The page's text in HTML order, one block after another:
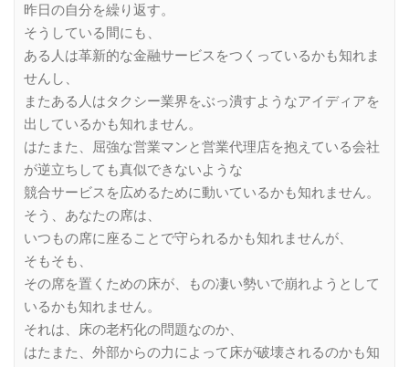
昨日の自分を繰り返す。
そうしている間にも、
ある人は革新的な金融サービスをつくっているかも知れま
せんし、
またある人はタクシー業界をぶっ潰すようなアイディアを
出しているかも知れません。
はたまた、屈強な営業マンと営業代理店を抱えている会社
が逆立ちしても真似できないような
競合サービスを広めるために動いているかも知れません。
そう、あなたの席は、
いつもの席に座ることで守られるかも知れませんが、
そもそも、
その席を置くための床が、もの凄い勢いで崩れようとして
いるかも知れません。
それは、床の老朽化の問題なのか、
はたまた、外部からの力によって床が破壊されるのかも知